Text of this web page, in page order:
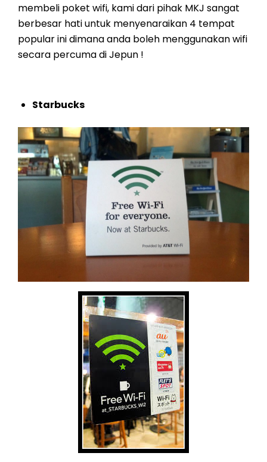
membeli poket wifi, kami dari pihak MKJ sangat
berbesar hati untuk menyenaraikan 4 tempat
popular ini dimana anda boleh menggunakan wifi
secara percuma di Jepun !
Starbucks